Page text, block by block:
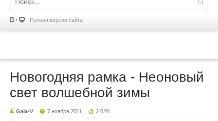
Полная версия сайта
Новогодняя рамка - Неоновый
свет волшебной зимы
Gala-V 7 ноября 2011 2 020